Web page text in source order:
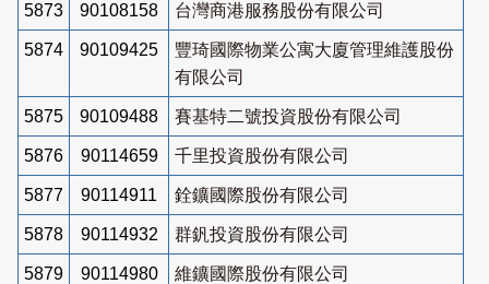
5873 90108158 台灣商港服務股份有限公司
5874 90109425
豐琦國際物業公寓大廈管理維護股份
有限公司
5875 90109488 賽基特二號投資股份有限公司
5876 90114659 千里投資股份有限公司
5877 90114911 銓鑛國際股份有限公司
5878 90114932 群釩投資股份有限公司
5879 90114980 維鑛國際股份有限公司